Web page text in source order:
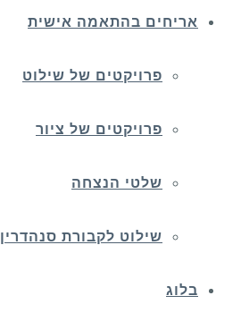
אריחים בהתאמה אישית
פרויקטים של שילוט
פרויקטים של ציור
שלטי הנצחה
שילוט לקבורת סנהדרין
בלוג